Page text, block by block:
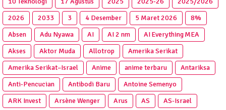
2026
2033 3 4 Desember 5 Maret 2026
8%
Absen
Adu Nyawa AI AI 2 nm
AI Everything MEA
Akses
Aktor Muda Allotrop
Amerika Serikat
Amerika Serikat–Israel
Anime anime terbaru
Antariksa
Anti‑Pencucian
Antibodi Baru
Antoine Semenyo
ARK Invest
Arsène Wenger Arus AS
AS-Israel